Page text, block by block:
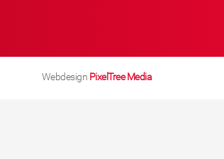
Webdesign PixelTree Media